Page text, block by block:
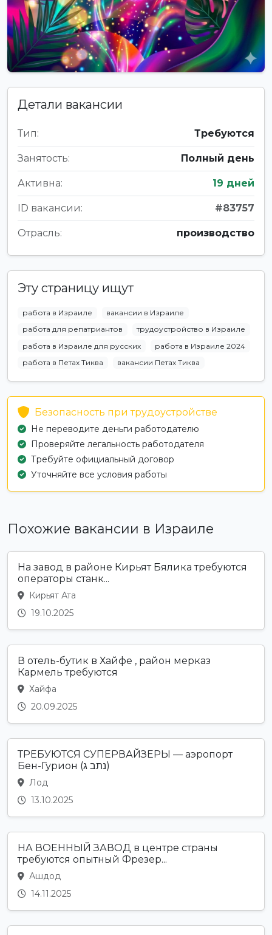
Детали вакансии
Тип: Требуются
Занятость: Полный день
Активна: 19 дней
ID вакансии: #83757
Отрасль: производство
Эту страницу ищут
работа в Израиле
вакансии в Израиле
работа для репатриантов
трудоустройство в Израиле
работа в Израиле для русских
работа в Израиле 2024
работа в Петах Тиква
вакансии Петах Тиква
Безопасность при трудоустройстве
Не переводите деньги работодателю
Проверяйте легальность работодателя
Требуйте официальный договор
Уточняйте все условия работы
Похожие вакансии в Израиле
На завод в районе Кирьят Бялика требуются
операторы станк...
Кирьят Ата
19.10.2025
В отель-бутик в Хайфе , район мерказ
Кармель требуются
Хайфа
20.09.2025
ТРЕБУЮТСЯ СУПЕРВАЙЗЕРЫ — аэропорт
Бен-Гурион (נתב ג)
Лод
13.10.2025
НА ВОЕННЫЙ ЗАВОД в центре страны
требуются опытный Фрезер...
Ашдод
14.11.2025